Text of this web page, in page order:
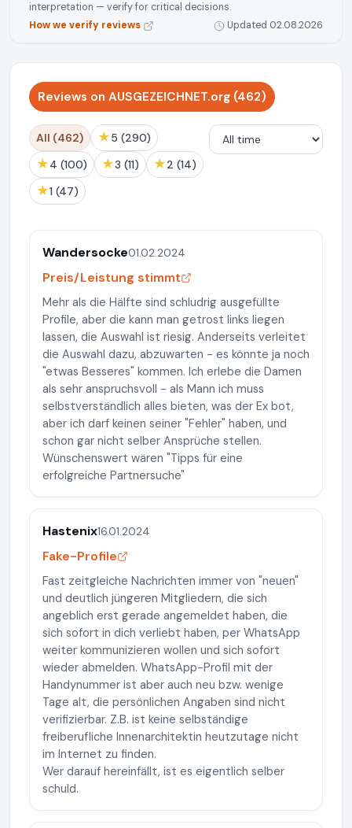
interpretation — verify for critical decisions.
How we verify reviews
Updated 02.08.2026
Reviews on AUSGEZEICHNET.org (462)
All (462) ★ 5 (290)
★ 4 (100) ★ 3 (11) ★ 2 (14)
★ 1 (47)
Wandersocke01.02.2024
Preis/Leistung stimmt
Mehr als die Hälfte sind schludrig ausgefüllte
Profile, aber die kann man getrost links liegen
lassen, die Auswahl ist riesig. Anderseits verleitet
die Auswahl dazu, abzuwarten - es könnte ja noch
"etwas Besseres" kommen. Ich erlebe die Damen
als sehr anspruchsvoll - als Mann ich muss
selbstverständlich alles bieten, was der Ex bot,
aber ich darf keinen seiner "Fehler" haben, und
schon gar nicht selber Ansprüche stellen.
Wünschenswert wären "Tipps für eine
erfolgreiche Partnersuche"
Hastenix16.01.2024
Fake-Profile
Fast zeitgleiche Nachrichten immer von "neuen"
und deutlich jüngeren Mitgliedern, die sich
angeblich erst gerade angemeldet haben, die
sich sofort in dich verliebt haben, per WhatsApp
weiter kommunizieren wollen und sich sofort
wieder abmelden. WhatsApp-Profil mit der
Handynummer ist aber auch neu bzw. wenige
Tage alt, die persönlichen Angaben sind nicht
verifizierbar. Z.B. ist keine selbständige
freiberufliche Innenarchitektin heutzutage nicht
im Internet zu finden.
Wer darauf hereinfällt, ist es eigentlich selber
schuld.